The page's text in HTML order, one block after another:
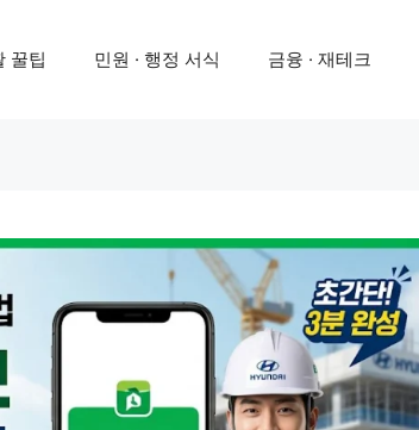
꿀팁 민원 · 행정 서식 금융 · 재테크